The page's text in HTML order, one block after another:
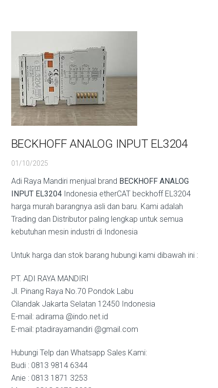
BECKHOFF ANALOG INPUT EL3204
01/10/2025
Adi Raya Mandiri menjual brand BECKHOFF ANALOG
INPUT EL3204Indonesia etherCAT beckhoff EL3204
harga murah barangnya asli dan baru. Kami adalah
Trading dan Distributor paling lengkap untuk semua
kebutuhan mesin industri di Indonesia
Untuk harga dan stok barang hubungi kami dibawah ini :
PT. ADI RAYA MANDIRI
Jl. Pinang Raya No.70 Pondok Labu
Cilandak Jakarta Selatan 12450 Indonesia
E-mail: adirama @indo.net.id
E-mail: ptadirayamandiri @gmail.com
Hubungi Telp dan Whatsapp Sales Kami:
Budi : 0813 9814 6344
Anie : 0813 1871 3253